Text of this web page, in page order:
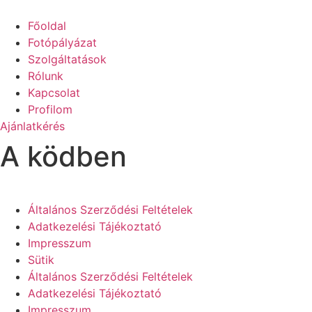
Főoldal
Fotópályázat
Szolgáltatások
Rólunk
Kapcsolat
Profilom
Ajánlatkérés
A ködben
Általános Szerződési Feltételek
Adatkezelési Tájékoztató
Impresszum
Sütik
Általános Szerződési Feltételek
Adatkezelési Tájékoztató